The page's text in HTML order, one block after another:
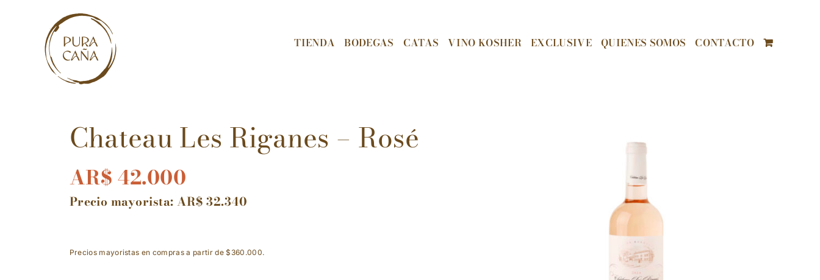
content
TIENDA BODEGAS CATAS VINO KOSHER EXCLUSIVE QUIENES SOMOS CONTACTO
Chateau Les Riganes – Rosé
AR$ 42.000
Precio mayorista: AR$ 32.340
Precios mayoristas en compras a partir de $360.000.